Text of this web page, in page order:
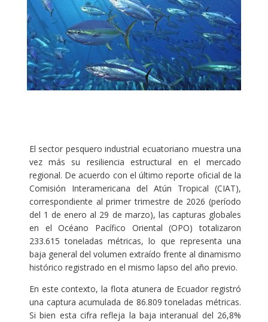
El sector pesquero industrial ecuatoriano muestra una
vez más su resiliencia estructural en el mercado
regional. De acuerdo con el último reporte oficial de la
Comisión Interamericana del Atún Tropical (CIAT),
correspondiente al primer trimestre de 2026 (período
del 1 de enero al 29 de marzo), las capturas globales
en el Océano Pacífico Oriental (OPO) totalizaron
233.615 toneladas métricas, lo que representa una
baja general del volumen extraído frente al dinamismo
histórico registrado en el mismo lapso del año previo.
En este contexto, la flota atunera de Ecuador registró
una captura acumulada de 86.809 toneladas métricas.
Si bien esta cifra refleja la baja interanual del 26,8%